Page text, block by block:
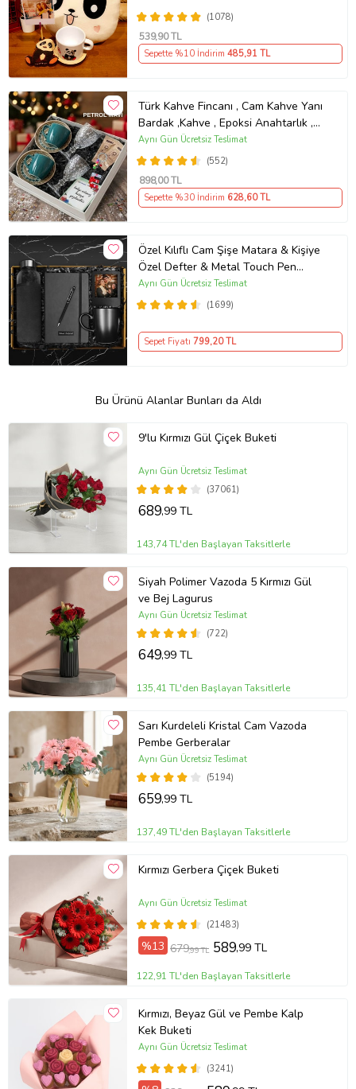
(1078)
539,90 TL
Sepette %10 İndirim 485,91 TL
Türk Kahve Fincanı , Cam Kahve Yanı
Bardak ,Kahve , Epoksi Anahtarlık ,
Kahvesever Hediye Seti AYN34
KŞSL
(552)
Aynı Gün Ücretsiz Teslimat
898,00 TL
Sepette %30 İndirim 628,60 TL
Özel Kılıflı Cam Şişe Matara & Kişiye
Özel Defter & Metal Touch Pen
Kalem & Fotoğraf Çerçevesi & Siyah
Kupa Hediye Seti
(1699)
Aynı Gün Ücretsiz Teslimat
Sepet Fiyatı 799,20 TL
Bu Ürünü Alanlar Bunları da Aldı
9'lu Kırmızı Gül Çiçek Buketi
(37061)
Aynı Gün Ücretsiz Teslimat
689,99 TL
143,74 TL'den Başlayan Taksitlerle
Siyah Polimer Vazoda 5 Kırmızı Gül
ve Bej Lagurus
(722)
Aynı Gün Ücretsiz Teslimat
649,99 TL
135,41 TL'den Başlayan Taksitlerle
Sarı Kurdeleli Kristal Cam Vazoda
Pembe Gerberalar
(5194)
Aynı Gün Ücretsiz Teslimat
659,99 TL
137,49 TL'den Başlayan Taksitlerle
Kırmızı Gerbera Çiçek Buketi
(21483)
Aynı Gün Ücretsiz Teslimat
%13 679,99 TL 589,99 TL
122,91 TL'den Başlayan Taksitlerle
Kırmızı, Beyaz Gül ve Pembe Kalp
Kek Buketi
(3241)
Aynı Gün Ücretsiz Teslimat